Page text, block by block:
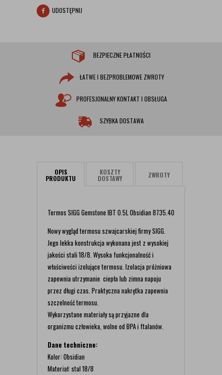
UDOSTĘPNIJ
BEZPIECZNE PŁATNOŚCI
ŁATWE I BEZPROBLEMOWE ZWROTY
PROFESJONALNY KONTAKT I OBSŁUGA
SZYBKA DOSTAWA
OPIS
PRODUKTU
KOSZTY
DOSTAWY ZWROTY
Termos SIGG Gemstone IBT 0.5L Obsidian 8735.40
Nowy wygląd termosu szwajcarskiej firmy SIGG.
Jego lekka konstrukcja wykonana jest z wysokiej
jakości stali 18/8. Wysoka funkcjonalność i
właściwości izolujące termosu. Izolacja próżniowa
zapewnia utrzymanie ciepła lub zimna napoju
przez długi czas. Praktyczna nakrętka zapewnia
szczelność termosu.
Wykorzystane materiały są przyjazne dla
organizmu człowieka, wolne od BPA i ftalanów.
Dane techniczne:
Kolor: Obsidian
Materiał: stal 18/8